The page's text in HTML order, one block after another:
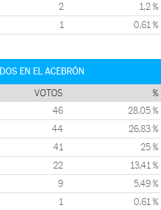
2 1,2 %
1 0,61 %
EN EL ACEBRÓN
VOTOS %
46 28,05 %
44 26,83 %
41 25 %
22 13,41 %
9 5,49 %
1 0,61 %